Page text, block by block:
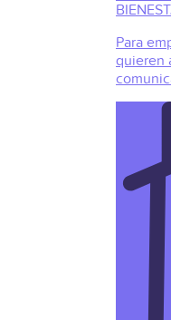
Para
quieren